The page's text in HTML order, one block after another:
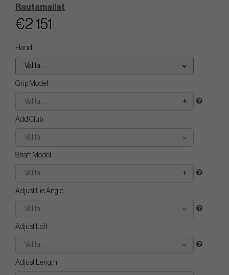
Rautamailat
€2 151
Hand
Valita...
Grip Model
Valita...
Add Club
Valita...
Shaft Model
Valita...
Adjust Lie Angle
Valita...
Adjust Loft
Valita...
Adjust Length